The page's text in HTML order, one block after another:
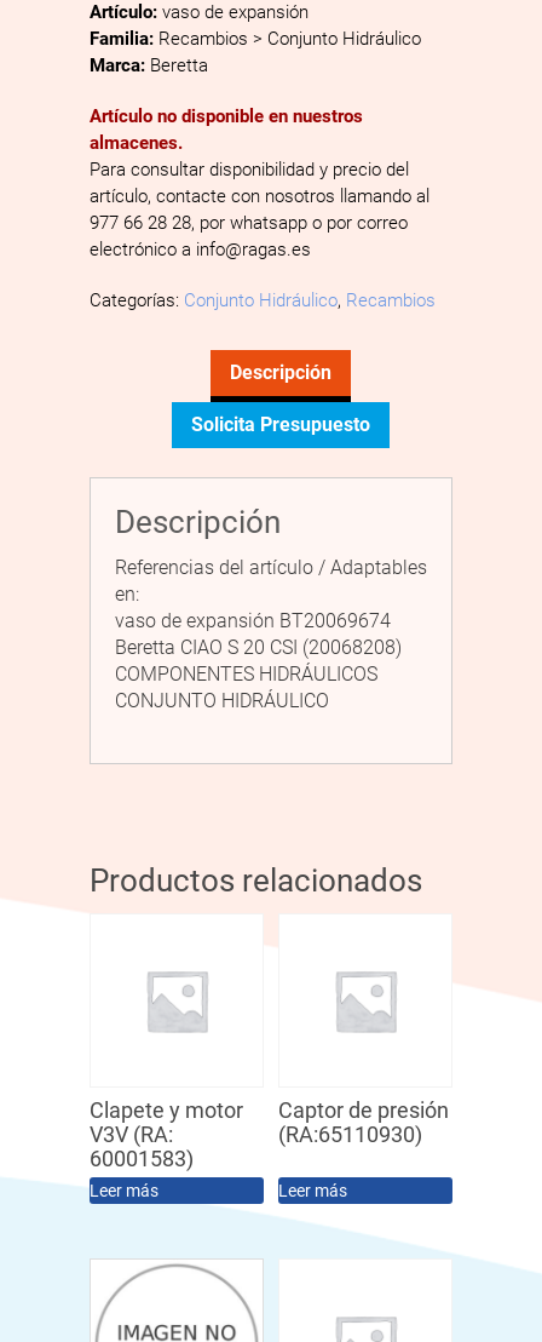
Artículo: vaso de expansión
Familia: Recambios > Conjunto Hidráulico
Marca: Beretta
Artículo no disponible en nuestros
almacenes.
Para consultar disponibilidad y precio del
artículo, contacte con nosotros llamando al
977 66 28 28, por whatsapp o por correo
electrónico a info@ragas.es
Categorías: Conjunto Hidráulico, Recambios
Descripción
Solicita Presupuesto
Descripción
Referencias del artículo / Adaptables
en:
vaso de expansión BT20069674
Beretta CIAO S 20 CSI (20068208)
COMPONENTES HIDRÁULICOS
CONJUNTO HIDRÁULICO
Productos relacionados
Clapete y motor
V3V (RA:
60001583)
Leer más
Captor de presión
(RA:65110930)
Leer más